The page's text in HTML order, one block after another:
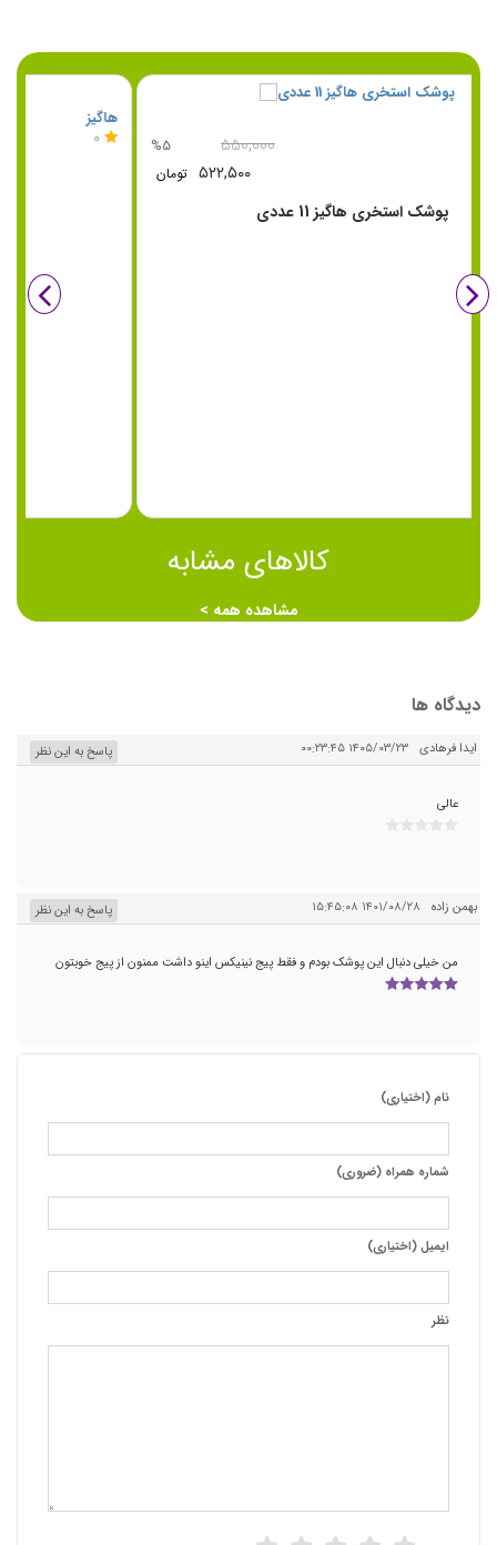
پمپرز
%5 ۵۵۰,۰۰۰
۵۲۲,۵۰۰ تومان
پوشک استخری هاگیز 12 عددی
کالاهای مشابه
مشاهده همه >
دیدگاه ها
ایدا فرهادی ۱۴۰۵/۰۳/۲۳ ۰۰:۲۳:۴۵ پاسخ به این نظر
عالی
بهمن زاده ۱۴۰۱/۰۸/۲۸ ۱۵:۴۵:۰۸ پاسخ به این نظر
من خیلی دنبال این پوشک بودم و فقط پیج نینیکس اینو داشت ممنون از پیج خوبتون
نام (اختیاری)
شماره همراه (ضروری)
ایمیل (اختیاری)
نظر